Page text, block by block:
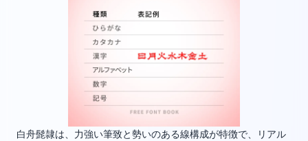
白舟髭隷は、力強い筆致と勢いのある線構成が特徴で、リアル